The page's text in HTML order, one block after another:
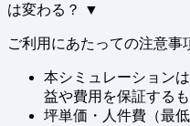
は変わる？
▼
ご利用にあたっての注意事
本シミュレーション
益や費用を保証する
坪単価・人件費（最